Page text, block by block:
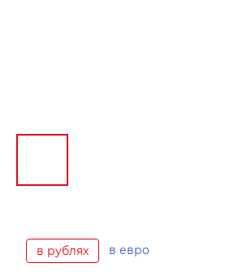
в рублях в евро